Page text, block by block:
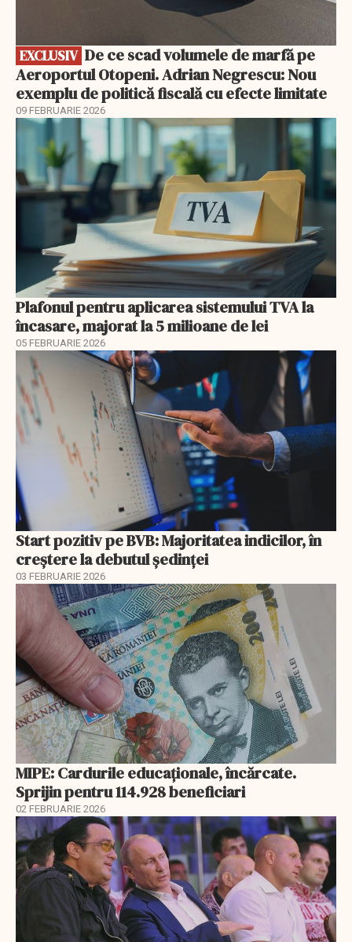
EXCLUSIV
Aeroportul Otopeni. Adrian Negrescu: Nou
exemplu de politică fiscală cu efecte limitate
09 FEBRUARIE 2026
Plafonul pentru aplicarea sistemului TVA la
încasare, majorat la 5 milioane de lei
05 FEBRUARIE 2026
Start pozitiv pe BVB: Majoritatea indicilor, în
creştere la debutul şedinţei
03 FEBRUARIE 2026
MIPE: Cardurile educaţionale, încărcate.
Sprijin pentru 114.928 beneficiari
02 FEBRUARIE 2026